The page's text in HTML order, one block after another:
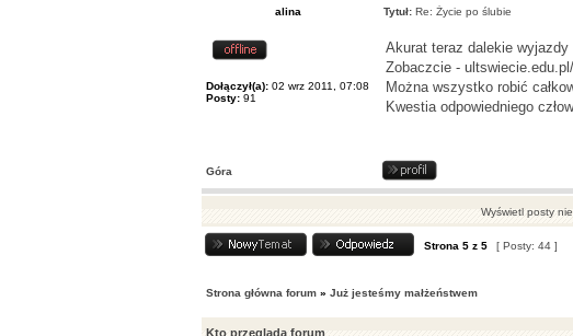
alina Tytuł: Re: Życie po ślubie
Dołączył(a): 02 wrz 2011, 07:08
Posty: 91
Akurat teraz dalekie wyjazdy
Zobaczcie -
Można wszystko robić
Kwestia odpowiedniego
Góra
Wyświetl posty
Strona 5 z 5 [ Posty: 44 ]
Strona główna forum » Już jesteśmy małżeństwem
Kto przegląda forum